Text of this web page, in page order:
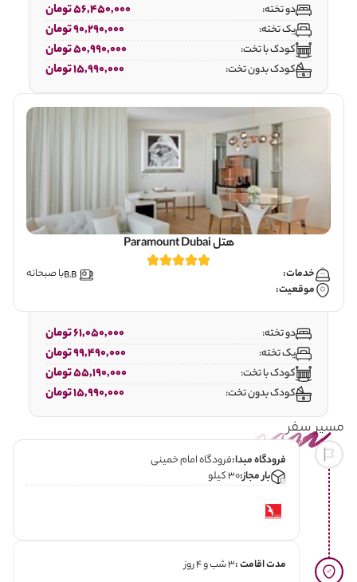
دو تخته: 56,450,000 تومان
یک تخته: 90,290,000 تومان
کودک با تخت: 50,990,000 تومان
کودک بدون تخت: 15,990,000 تومان
هتل Paramount Dubai
خدمات:
با صبحانه
موقعیت:
دو تخته: 61,050,000 تومان
یک تخته: 99,490,000 تومان
کودک با تخت: 55,190,000 تومان
کودک بدون تخت: 15,990,000 تومان
مسیر سفر
فرودگاه مبدا:فرودگاه امام خمینی
بار مجاز:30 کیلو
مدت اقامت :3 شب و 4 روز